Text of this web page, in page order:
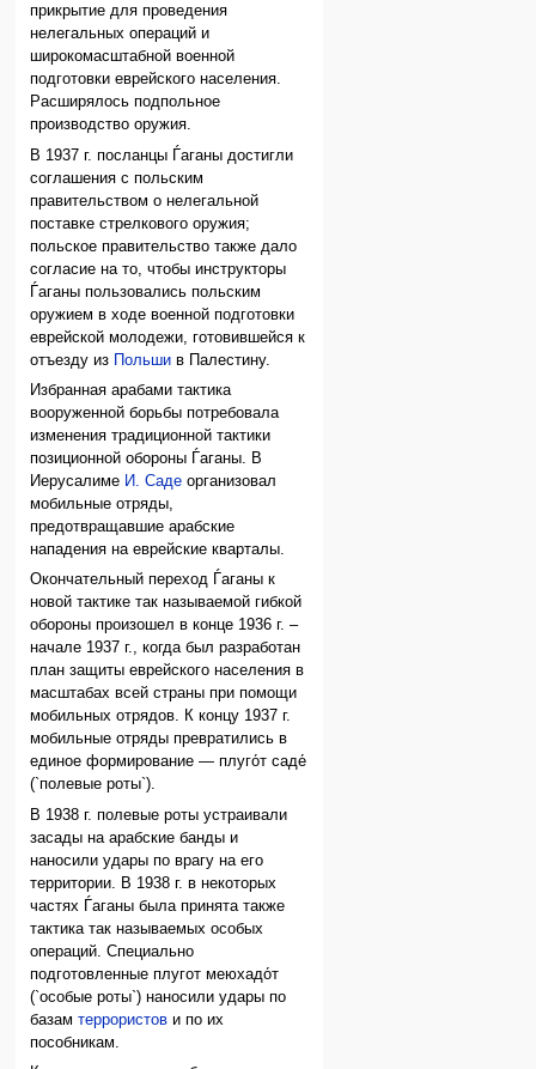
прикрытие для проведения
нелегальных операций и
широкомасштабной военной
подготовки еврейского населения.
Расширялось подпольное
производство оружия.
В 1937 г. посланцы Ѓаганы достигли
соглашения с польским
правительством о нелегальной
поставке стрелкового оружия;
польское правительство также дало
согласие на то, чтобы инструкторы
Ѓаганы пользовались польским
оружием в ходе военной подготовки
еврейской молодежи, готовившейся к
отъезду из Польши в Палестину.
Избранная арабами тактика
вооруженной борьбы потребовала
изменения традиционной тактики
позиционной обороны Ѓаганы. В
Иерусалиме И. Саде организовал
мобильные отряды,
предотвращавшие арабские
нападения на еврейские кварталы.
Окончательный переход Ѓаганы к
новой тактике так называемой гибкой
обороны произошел в конце 1936 г. –
начале 1937 г., когда был разработан
план защиты еврейского населения в
масштабах всей страны при помощи
мобильных отрядов. К концу 1937 г.
мобильные отряды превратились в
единое формирование — плуго́т саде́
(`полевые роты`).
В 1938 г. полевые роты устраивали
засады на арабские банды и
наносили удары по врагу на его
территории. В 1938 г. в некоторых
частях Ѓаганы была принята также
тактика так называемых особых
операций. Специально
подготовленные плугот меюхадо́т
(`особые роты`) наносили удары по
базамтеррористов и по их
пособникам.